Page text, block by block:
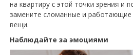
на квартиру с этой точки зрения и
замените сломанные и работающие
вещи.
Наблюдайте за эмоциями